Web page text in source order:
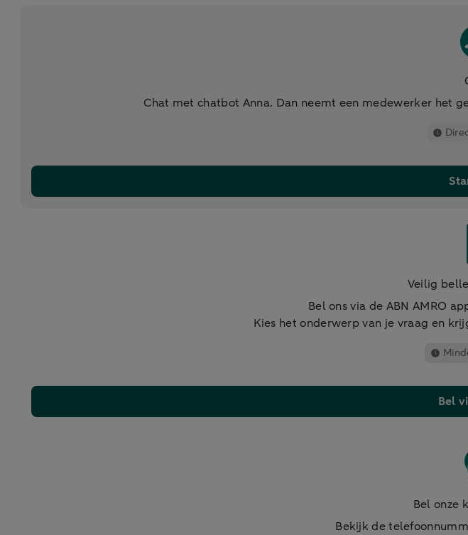
Chat met chatbot Anna. Dan neemt een medewerker het
Veilig
Bel ons via de ABN AMRO
Kies het onderwerp van je vraag en
Bel
Bel onze
Bekijk de